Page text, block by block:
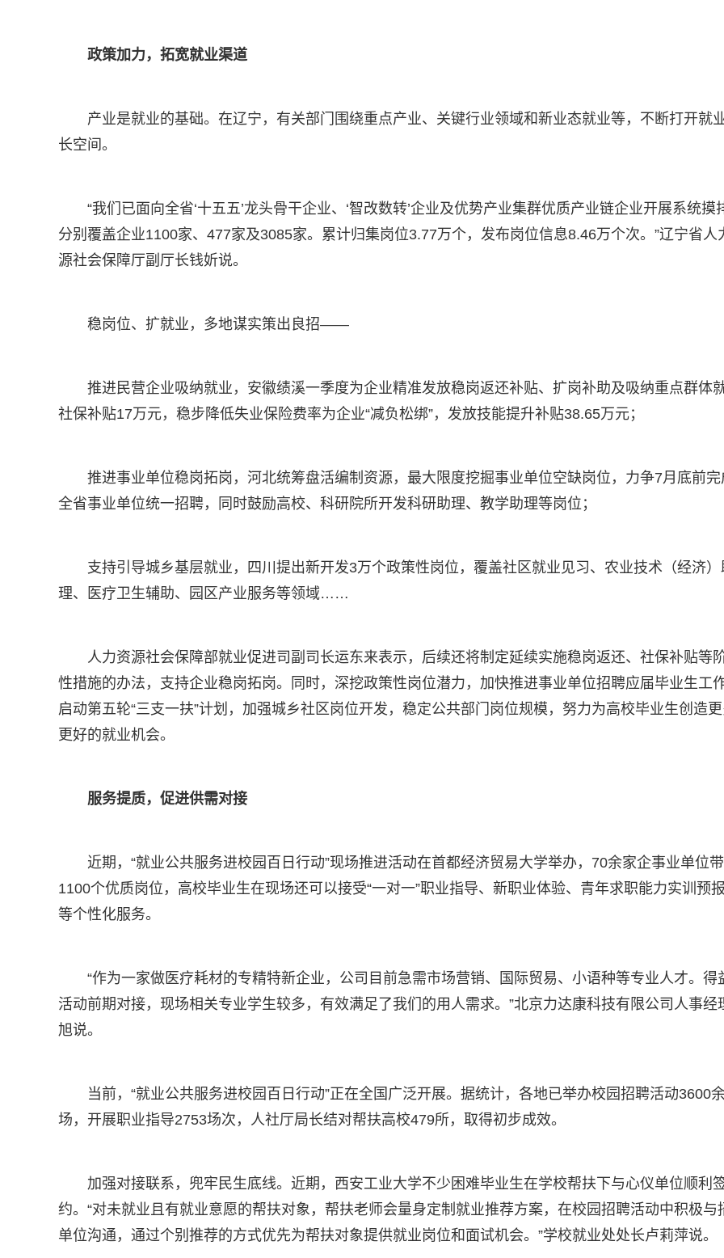
政策加力，拓宽就业渠道
产业是就业的基础。在辽宁，有关部门围绕重点产业、关键行业领域和新业态就业等，不断打开就
长空间。
“我们已面向全省‘十五五’龙头骨干企业、‘智改数转’企业及优势产业集群优质产业链企业开展系统摸
分别覆盖企业1100家、477家及3085家。累计归集岗位3.77万个，发布岗位信息8.46万个次。”辽宁省人
源社会保障厅副厅长钱妡说。
稳岗位、扩就业，多地谋实策出良招——
推进民营企业吸纳就业，安徽绩溪一季度为企业精准发放稳岗返还补贴、扩岗补助及吸纳重点群体
社保补贴17万元，稳步降低失业保险费率为企业“减负松绑”，发放技能提升补贴38.65万元；
推进事业单位稳岗拓岗，河北统筹盘活编制资源，最大限度挖掘事业单位空缺岗位，力争7月底前完
全省事业单位统一招聘，同时鼓励高校、科研院所开发科研助理、教学助理等岗位；
支持引导城乡基层就业，四川提出新开发3万个政策性岗位，覆盖社区就业见习、农业技术（经济）
理、医疗卫生辅助、园区产业服务等领域……
人力资源社会保障部就业促进司副司长运东来表示，后续还将制定延续实施稳岗返还、社保补贴等
性措施的办法，支持企业稳岗拓岗。同时，深挖政策性岗位潜力，加快推进事业单位招聘应届毕业生工作
启动第五轮“三支一扶”计划，加强城乡社区岗位开发，稳定公共部门岗位规模，努力为高校毕业生创造
更好的就业机会。
服务提质，促进供需对接
近期，“就业公共服务进校园百日行动”现场推进活动在首都经济贸易大学举办，70余家企事业单位
1100个优质岗位，高校毕业生在现场还可以接受“一对一”职业指导、新职业体验、青年求职能力实训预
等个性化服务。
“作为一家做医疗耗材的专精特新企业，公司目前急需市场营销、国际贸易、小语种等专业人才。得
活动前期对接，现场相关专业学生较多，有效满足了我们的用人需求。”北京力达康科技有限公司人事经
旭说。
当前，“就业公共服务进校园百日行动”正在全国广泛开展。据统计，各地已举办校园招聘活动3600
场，开展职业指导2753场次，人社厅局长结对帮扶高校479所，取得初步成效。
加强对接联系，兜牢民生底线。近期，西安工业大学不少困难毕业生在学校帮扶下与心仪单位顺利
约。“对未就业且有就业意愿的帮扶对象，帮扶老师会量身定制就业推荐方案，在校园招聘活动中积极与
单位沟通，通过个别推荐的方式优先为帮扶对象提供就业岗位和面试机会。”学校就业处处长卢莉萍说。